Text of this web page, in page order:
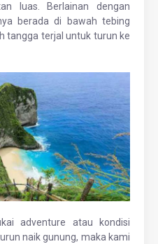
luas. Berlainan dengan
berada di bawah tebing
tangga terjal untuk turun ke
adventure atau kondisi
naik gunung, maka kami